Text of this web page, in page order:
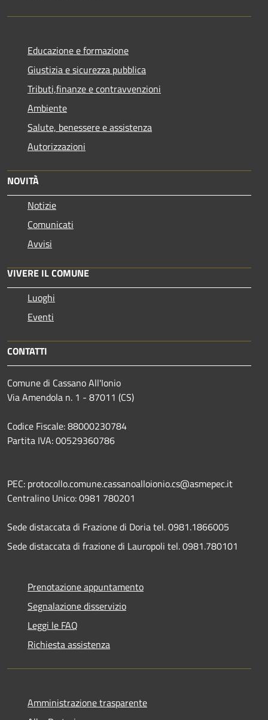
Educazione e formazione
Giustizia e sicurezza pubblica
Tributi,finanze e contravvenzioni
Ambiente
Salute, benessere e assistenza
Autorizzazioni
NOVITÀ
Notizie
Comunicati
Avvisi
VIVERE IL COMUNE
Luoghi
Eventi
CONTATTI
Comune di Cassano All'Ionio
Via Amendola n. 1 - 87011 (CS)
Codice Fiscale: 88000230784
Partita IVA: 00529360786
PEC: protocollo.comune.cassanoalloionio.cs@asmepec.it
Centralino Unico: 0981 780201
Sede distaccata di Frazione di Doria tel. 0981.1866005
Sede distaccata di frazione di Lauropoli tel. 0981.780101
Prenotazione appuntamento
Segnalazione disservizio
Leggi le FAQ
Richiesta assistenza
Amministrazione trasparente